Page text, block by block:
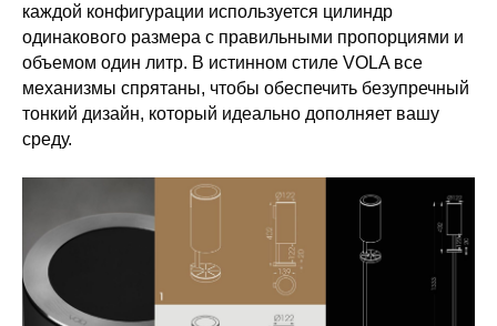
каждой конфигурации используется цилиндр
одинакового размера с правильными пропорциями и
объемом один литр. В истинном стиле VOLA все
механизмы спрятаны, чтобы обеспечить безупречный
тонкий дизайн, который идеально дополняет вашу
среду.